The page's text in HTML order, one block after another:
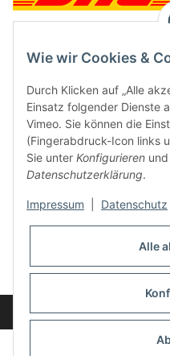
Neben dem Onlineshop
Frontline Games
Färbereiweg 3A
24358 Hütten
Oder mit Terminvereinbarung
Widerrufsbutton
* Alle Preise inkl. gesetzlicher USt.,
Wie wir Cookies &
Durch Klicken auf „Alle
Einsatz folgender Dienste
Vimeo. Sie können die
(Fingerabdruck-Icon links
Sie unter Konfigurieren
Datenschutzerklärung.
Impressum Datenschutz
Alle